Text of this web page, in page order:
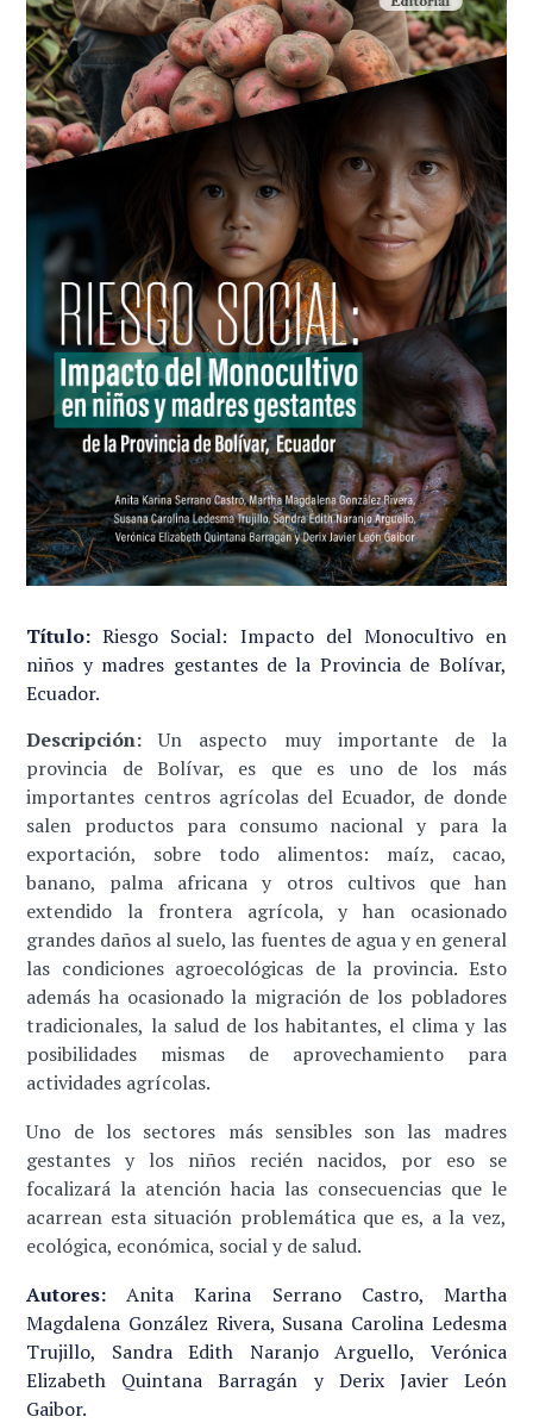
Título: Riesgo Social: Impacto del Monocultivo en
niños y madres gestantes de la Provincia de Bolívar,
Ecuador.
Descripción: Un aspecto muy importante de la
provincia de Bolívar, es que es uno de los más
importantes centros agrícolas del Ecuador, de donde
salen productos para consumo nacional y para la
exportación, sobre todo alimentos: maíz, cacao,
banano, palma africana y otros cultivos que han
extendido la frontera agrícola, y han ocasionado
grandes daños al suelo, las fuentes de agua y en general
las condiciones agroecológicas de la provincia. Esto
además ha ocasionado la migración de los pobladores
tradicionales, la salud de los habitantes, el clima y las
posibilidades mismas de aprovechamiento para
actividades agrícolas.
Uno de los sectores más sensibles son las madres
gestantes y los niños recién nacidos, por eso se
focalizará la atención hacia las consecuencias que le
acarrean esta situación problemática que es, a la vez,
ecológica, económica, social y de salud.
Autores: Anita Karina Serrano Castro, Martha
Magdalena González Rivera, Susana Carolina Ledesma
Trujillo, Sandra Edith Naranjo Arguello, Verónica
Elizabeth Quintana Barragán y Derix Javier León
Gaibor.